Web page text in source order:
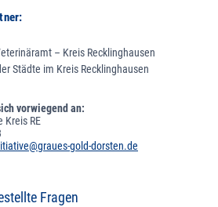
– Kreis Recklinghausen
Städte im Kreis Recklinghausen
vorwiegend an:
Kreis RE
gold-dorsten.de
Fragen